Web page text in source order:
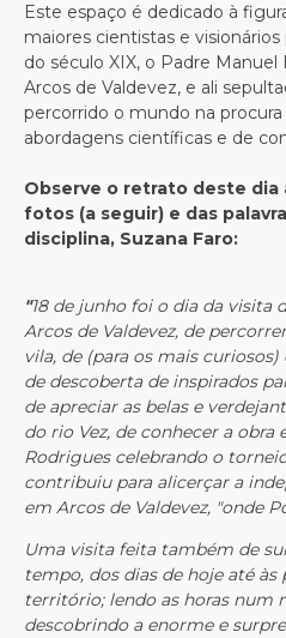
Este espaço é dedicado à
maiores cientistas e
do século XIX, o Padre
Arcos de Valdevez, e ali
percorrido o mundo na
abordagens científicas e de
Observe o retrato deste dia
fotos (a seguir) e das
disciplina, Suzana Faro:
"18 de junho foi o dia da visita
Arcos de Valdevez, de
vila, de (para os mais
de descoberta de inspirados
de apreciar as belas e
do rio Vez, de conhecer a obra
Rodrigues celebrando o torneio
contribuiu para alicerçar a
em Arcos de Valdevez, "onde
Uma visita feita também de
tempo, dos dias de hoje até
território; lendo as horas num
descobrindo a enorme e